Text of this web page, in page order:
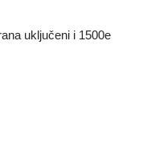
uključeni i 1500e